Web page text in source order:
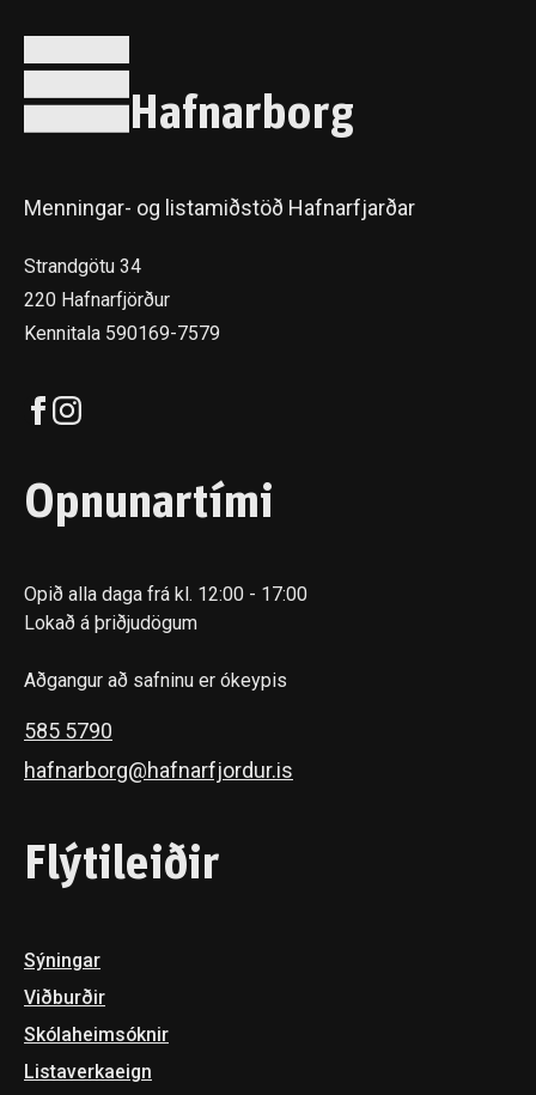
Hafnarborg
Menningar- og listamiðstöð Hafnarfjarðar
Strandgötu 34
220 Hafnarfjörður
Kennitala 590169-7579
Opnunartími
Opið alla daga frá kl. 12:00 - 17:00
Lokað á þriðjudögum
Aðgangur að safninu er ókeypis
585 5790
hafnarborg@hafnarfjordur.is
Flýtileiðir
Sýningar
Viðburðir
Skóla­heimsóknir
Listaverkaeign